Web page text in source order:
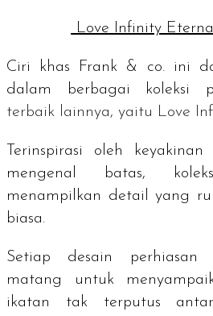
Love Infinity
Ciri khas Frank & co. ini
dalam berbagai koleksi
terbaik lainnya, yaitu Love
Terinspirasi oleh
mengenal batas,
menampilkan detail yang
biasa.
Setiap desain perhiasan
matang untuk
ikatan tak terputus